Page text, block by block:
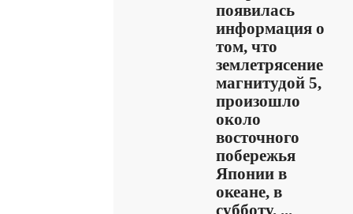
появилась
информация о
том, что
землетрясение
магнитудой 5,
произошло
около
восточного
побережья
Японии в
океане, в
субботу. ...